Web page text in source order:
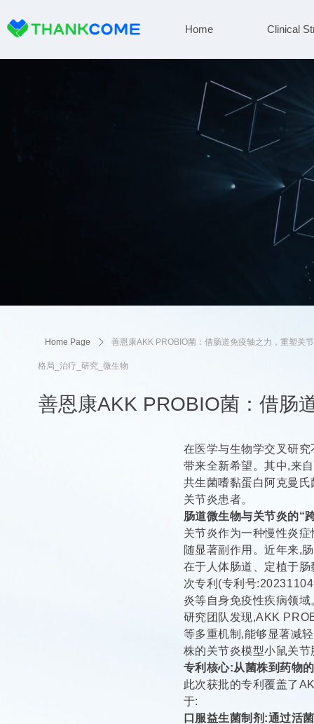
Home Clinical
善恩康AKK PROBIO菌：借肠
在医学与生物学交叉研
带来全新希望。其中,来
共生菌嗜黏蛋白阿克曼
关节炎患者。
肠道微生物与关节炎的“
关节炎作为一种慢性炎
随显著副作用。近年来,
在于人体肠道、定植于
次专利(专利号
炎等自身免疫性疾病领域
研究团队发现,AKK
等多重机制,能够显著减
株的关节炎模型小鼠关
专利核心:从菌株到药物
此次获批的专利覆盖了
于:
口服益生菌制剂:通过活
Home Page ꄲ 善恩康AKK PROBIO菌：借肠道免疫轴之力，重塑关
格局_治疗_研究_微生物